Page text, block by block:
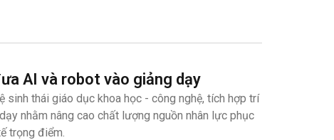
AI và robot vào giảng dạy
sinh thái giáo dục khoa học - công nghệ, tích hợp trí
nhằm nâng cao chất lượng nguồn nhân lực phục
trọng điểm.